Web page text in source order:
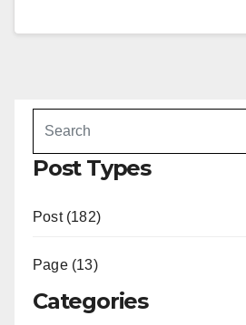
Post Types
Post (182)
Page (13)
Categories